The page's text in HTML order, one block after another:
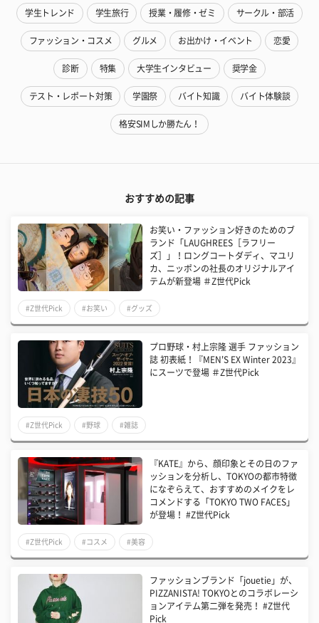
学生トレンド 学生旅行 授業・履修・ゼミ サークル・部活
ファッション・コスメ グルメ お出かけ・イベント 恋愛
診断 特集 大学生インタビュー 奨学金
テスト・レポート対策 学園祭 バイト知識 バイト体験談
格安SIMしか勝たん！
おすすめの記事
お笑い・ファッション好きのためのブ
ランド「LAUGHREES［ラフリー
ズ］」！ロングコートダディ、マユリ
カ、ニッポンの社長のオリジナルアイ
テムが新登場 ＃Z世代Pick
#Z世代Pick #お笑い #グッズ
プロ野球・村上宗隆 選手 ファッション
誌 初表紙！『MEN'S EX Winter 2023』
にスーツで登場 ＃Z世代Pick
#Z世代Pick #野球 #雑誌
『KATE』から、顔印象とその日のファ
ッションを分析し、TOKYOの都市特徴
になぞらえて、おすすめのメイクをレ
コメンドする「TOKYO TWO FACES」
が登場！ #Z世代Pick
#Z世代Pick #コスメ #美容
ファッションブランド「jouetie」が、
PIZZANISTA! TOKYOとのコラボレーシ
ョンアイテム第二弾を発売！ #Z世代
Pick